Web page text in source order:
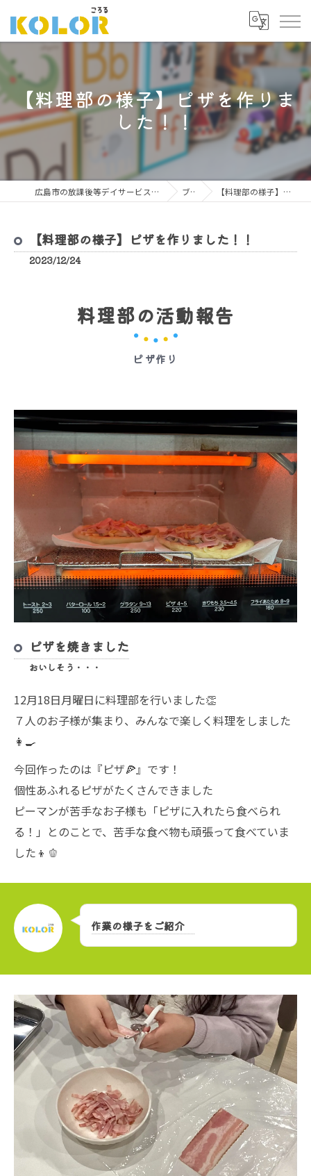
【料理部の様子】ピザを作りま
した！！
広島市の放課後等デイサービスならこどもサポート広場 ころる ブログ 【料理部の様子】ピザを作りました！！
【料理部の様子】ピザを作りました！！
2023/12/24
料理部の活動報告
ピザ作り
ピザを焼きました
おいしそう・・・
12月18日月曜日に料理部を行いました👏
７人のお子様が集まり、みんなで楽しく料理をしました
👩‍🍳
今回作ったのは『ピザ🍕』です！
個性あふれるピザがたくさんできました
ピーマンが苦手なお子様も「ピザに入れたら食べられ
る！」とのことで、苦手な食べ物も頑張って食べていま
した👦🫑
作業の様子をご紹介